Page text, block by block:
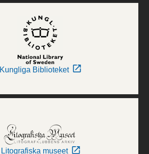
Kungliga Biblioteket
Litografiska museet